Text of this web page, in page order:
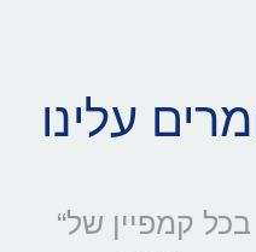
“מוצרי קולמי מוטמעים בכל קמפיין של